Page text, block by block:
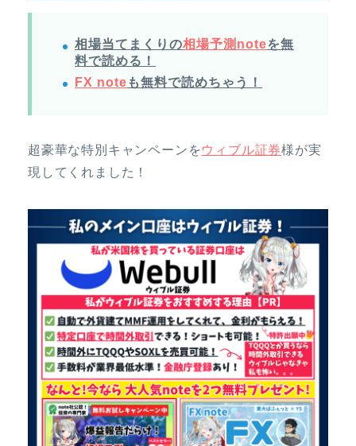
相場当てまくりの相場予測noteを無
料で読める！
FX note も無料で読めちゃう！
超豪華な特別キャンペーンを ウィブル証券様が実
現してくれました！